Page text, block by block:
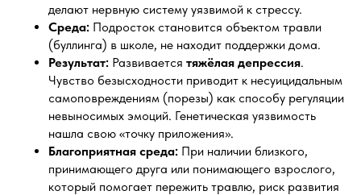
делают нервную систему уязвимой к стрессу.
Среда: Подросток становится объектом травли
(буллинга) в школе, не находит поддержки дома.
Результат: Развивается тяжёлая депрессия.
Чувство безысходности приводит к несуицидальным
самоповреждениям (порезы) как способу регуляции
невыносимых эмоций. Генетическая уязвимость
нашла свою «точку приложения».
Благоприятная среда: При наличии близкого,
принимающего друга или понимающего взрослого,
который помогает пережить травлю, риск развития